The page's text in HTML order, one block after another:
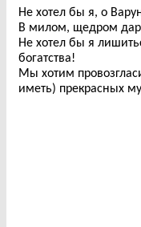
Не хотел бы я, о
В милом, щедром
Не хотел бы я
богатства!
Мы хотим
иметь) прекрасных